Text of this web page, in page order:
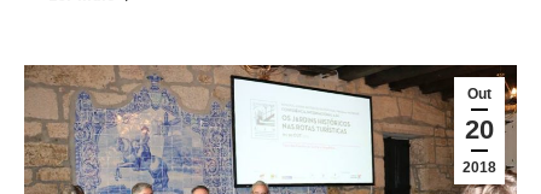
Out
20
2018